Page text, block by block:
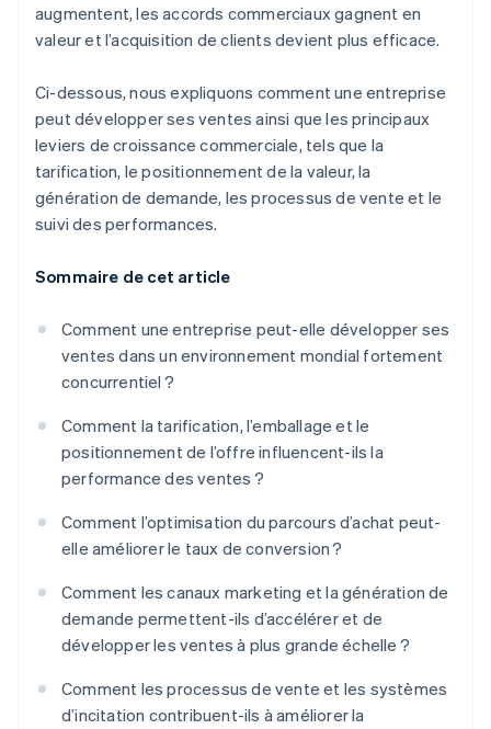
augmentent, les accords commerciaux gagnent en
valeur et l’acquisition de clients devient plus efficace.
Ci-dessous, nous expliquons comment une entreprise
peut développer ses ventes ainsi que les principaux
leviers de croissance commerciale, tels que la
tarification, le positionnement de la valeur, la
génération de demande, les processus de vente et le
suivi des performances.
Sommaire de cet article
Comment une entreprise peut-elle développer ses
ventes dans un environnement mondial fortement
concurrentiel ?
Comment la tarification, l’emballage et le
positionnement de l’offre influencent-ils la
performance des ventes ?
Comment l’optimisation du parcours d’achat peut-
elle améliorer le taux de conversion ?
Comment les canaux marketing et la génération de
demande permettent-ils d’accélérer et de
développer les ventes à plus grande échelle ?
Comment les processus de vente et les systèmes
d’incitation contribuent-ils à améliorer la